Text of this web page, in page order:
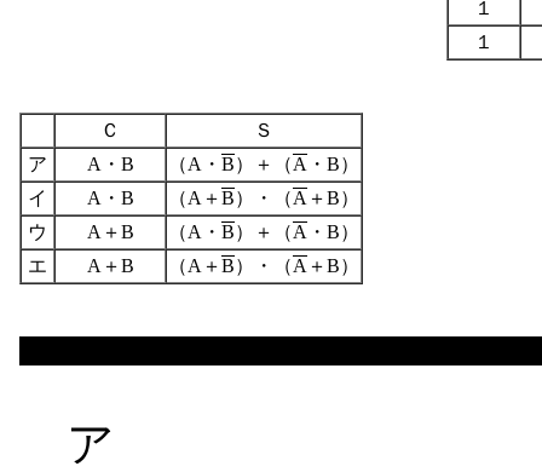
１
１
Ｃ
Ｓ
ア
A・B （A・ B）＋（A ・B）
イ
A・B （A＋B）・（A ＋B）
ウ
A＋B （A・ B）＋（A ・B）
エ
A＋B （A＋B）・（A ＋B）
ア